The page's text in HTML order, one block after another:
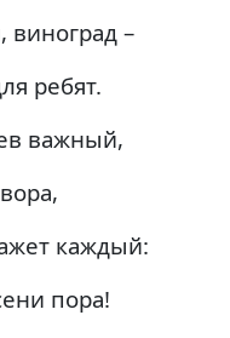
–
важный,
каждый:
пора!